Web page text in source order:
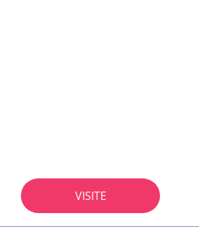
VISITE